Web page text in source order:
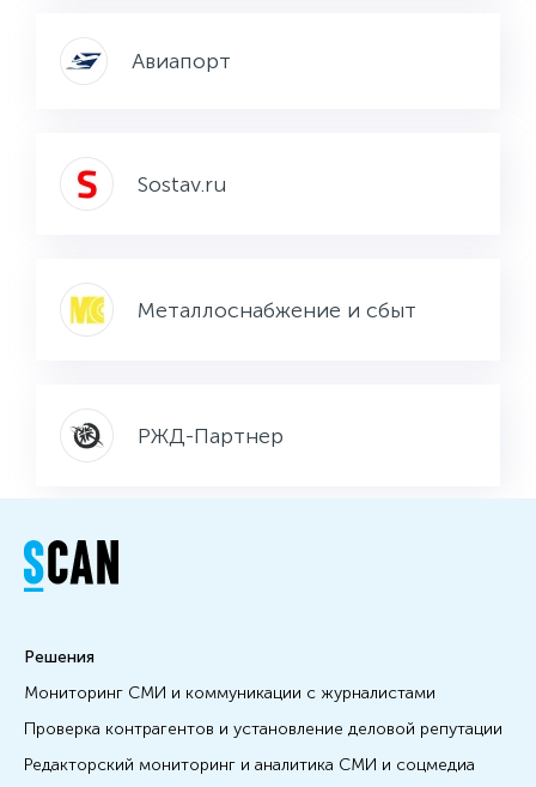
Авиапорт
Sostav.ru
Металлоснабжение и сбыт
РЖД-Партнер
Решения
Мониторинг СМИ и коммуникации с журналистами
Проверка контрагентов и установление деловой репутации
Редакторский мониторинг и аналитика СМИ и соцмедиа